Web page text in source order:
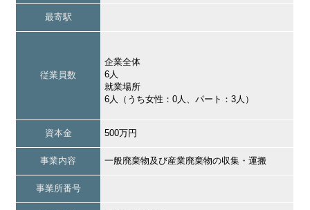
最寄駅
従業員数
企業全体
6人
就業場所
6人（うち女性：0人、パート：3人）
資本金 500万円
事業内容 一般廃棄物及び産業廃棄物の収集・運搬
事業所番号